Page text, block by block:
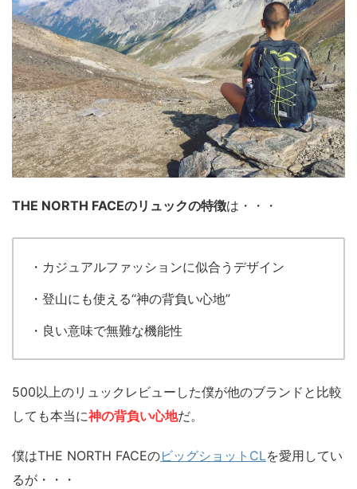
THE NORTH FACEのリュックの特徴は・・・
・カジュアルファッションに似合うデザイン
・登山にも使える“神の背負い心地”
・良い意味で無難な機能性
500以上のリュックレビューした僕が他のブランドと比較
しても本当に神の背負い心地だ。
僕はTHE NORTH FACEのビッグショットCLを愛用してい
るが・・・